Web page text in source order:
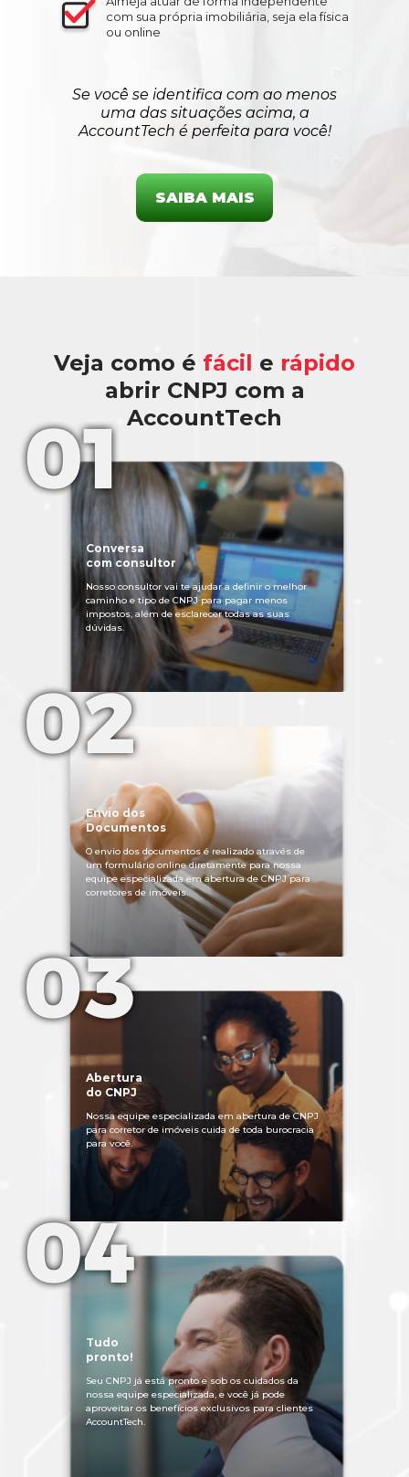
com sua própria imobiliária, seja ela física
ou online
Se você se identifica com ao menos
uma das situações acima, a
AccountTech é perfeita para você!
SAIBA MAIS
Veja como é fácil e rápido
abrir CNPJ com a
AccountTech
Conversa
com consultor
Nosso consultor vai te ajudar a definir o melhor
caminho e tipo de CNPJ para pagar menos
impostos, além de esclarecer todas as suas
dúvidas.
Envio dos
Documentos
O envio dos documentos é realizado através de
um formulário online diretamente para nossa
equipe especializada em abertura de CNPJ para
corretores de imóveis.
Abertura
do CNPJ
Nossa equipe especializada em abertura de CNPJ
para corretor de imóveis cuida de toda burocracia
para você.
Tudo
pronto!
Seu CNPJ já está pronto e sob os cuidados da
nossa equipe especializada, e você já pode
aproveitar os benefícios exclusivos para clientes
AccountTech.